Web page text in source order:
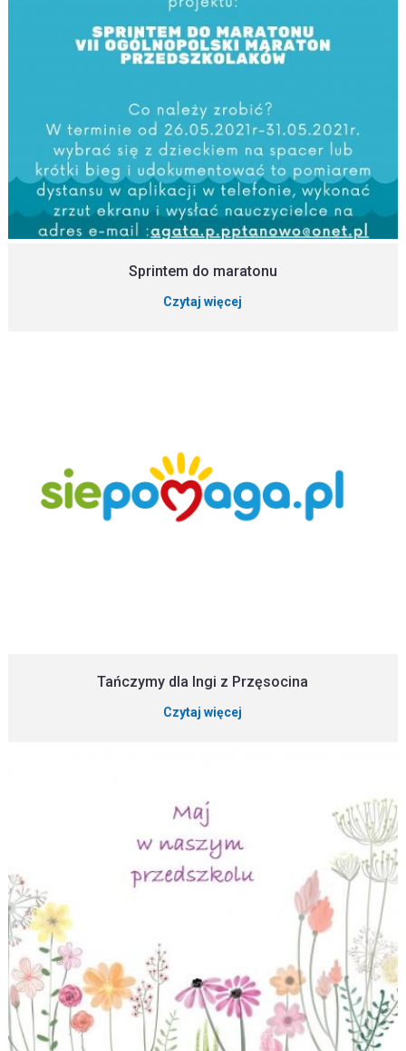
Sprintem do maratonu
Czytaj więcej
Tańczymy dla Ingi z Przęsocina
Czytaj więcej